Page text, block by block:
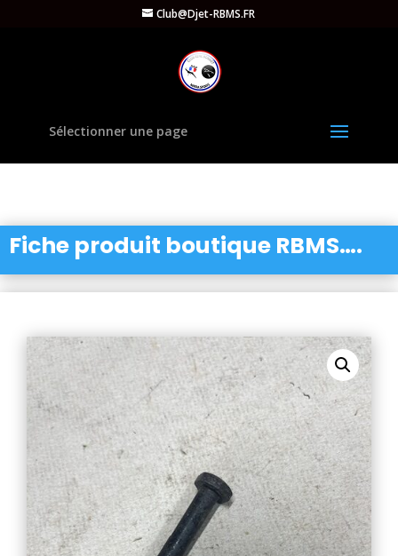
Club@Djet-RBMS.FR
Sélectionner une page
Fiche produit boutique RBMS….